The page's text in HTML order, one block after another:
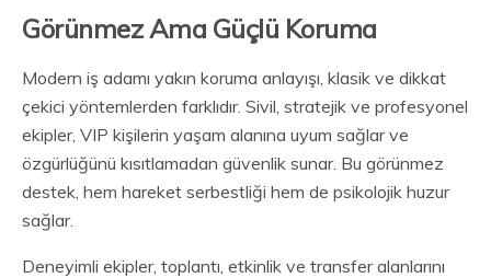
Görünmez Ama Güçlü Koruma
Modern iş adamı yakın koruma anlayışı, klasik ve dikkat
çekici yöntemlerden farklıdır. Sivil, stratejik ve profesyonel
ekipler, VIP kişilerin yaşam alanına uyum sağlar ve
özgürlüğünü kısıtlamadan güvenlik sunar. Bu görünmez
destek, hem hareket serbestliği hem de psikolojik huzur
sağlar.
Deneyimli ekipler, toplantı, etkinlik ve transfer alanlarını